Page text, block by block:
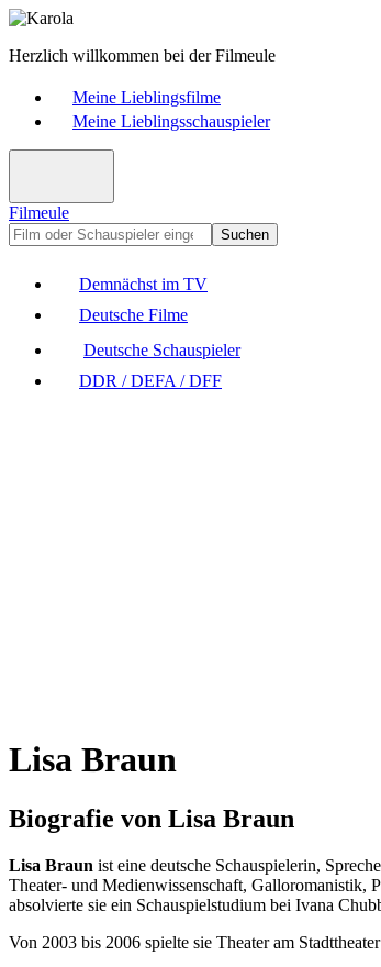
Herzlich willkommen bei der Filmeule
Meine Lieblingsfilme
Meine Lieblingsschauspieler
Filmeule
Suchen
Demnächst im TV
Deutsche Filme
Deutsche Schauspieler
DDR / DEFA / DFF
Lisa Braun
Biografie von Lisa Braun
Lisa Braun ist eine deutsche Schauspielerin,
Theater- und Medienwissenschaft, Galloromanistik,
absolvierte sie ein Schauspielstudium bei Ivana
Von 2003 bis 2006 spielte sie Theater am